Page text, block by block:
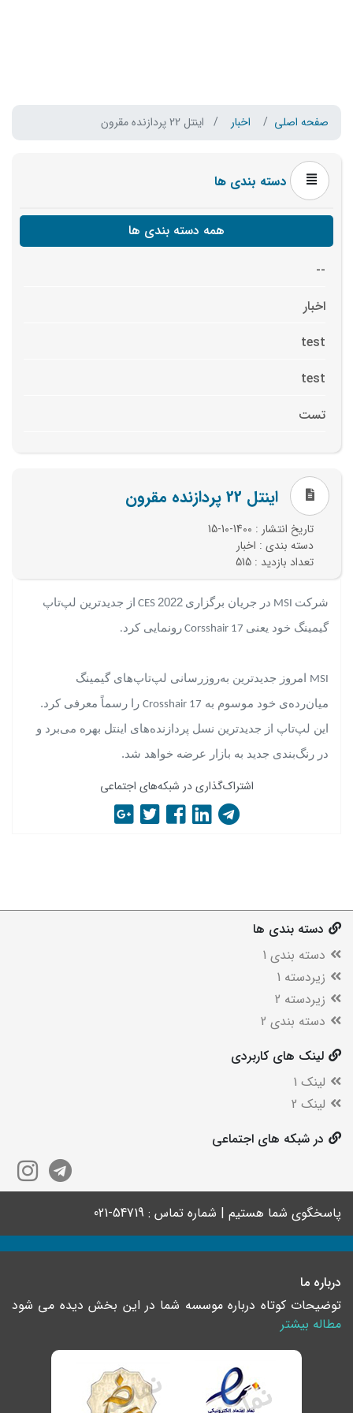
صفحه اصلی اخبار اینتل 22 پردازنده مقرون
دسته بندی ها
همه دسته بندی ها
--
اخبار
test
test
تست
اینتل 22 پردازنده مقرون
تاریخ انتشار : 1400-10-15
دسته بندی : اخبار
تعداد بازدید : 515
شرکت در جریان برگزاری 2022
از جدیدترین لپ‌تاپ
گیمینگ خود یعنی
رونمایی کرد.
MSI امروز جدیدترین به‌روزرسانی لپ‌تاپ‌های گیمینگ
میان‌رده‌ی خود موسوم به Crosshair 17 را رسماً معرفی کرد.
این لپ‌تاپ از جدیدترین نسل پردازنده‌های اینتل بهره می‌برد و
در رنگ‌بندی جدید به بازار عرضه خواهد شد.
اشتراک‌گذاری در شبکه‌های اجتماعی
دسته بندی ها
دسته بندی 1
زیردسته 1
زیردسته 2
دسته بندی 2
لینک های کاربردی
لینک 1
لینک 2
در شبکه های اجتماعی
پاسخگوی شما هستیم | شماره تماس : 54719-021
درباره ما
توضیحات کوتاه درباره موسسه شما در این بخش دیده می شود
مطاله بیشتر